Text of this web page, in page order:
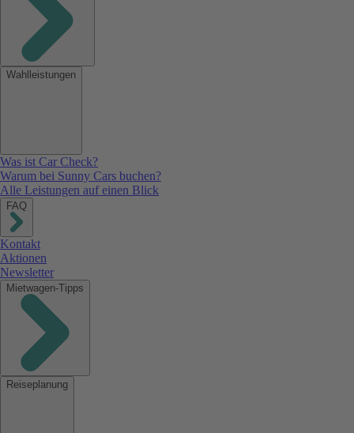
Wahlleistungen
Was ist Car Check?
Warum bei Sunny Cars buchen?
Alle Leistungen auf einen Blick
FAQ
Kontakt
Aktionen
Newsletter
Mietwagen-Tipps
Reiseplanung